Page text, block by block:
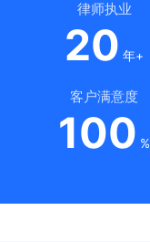
律师执业
20 年+
客户满意度
100 %